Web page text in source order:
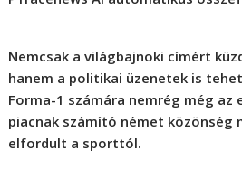
Nemcsak a világbajnoki címért
hanem a politikai üzenetek is
Forma-1 számára nemrég még
piacnak számító német közönség
elfordult a sporttól.